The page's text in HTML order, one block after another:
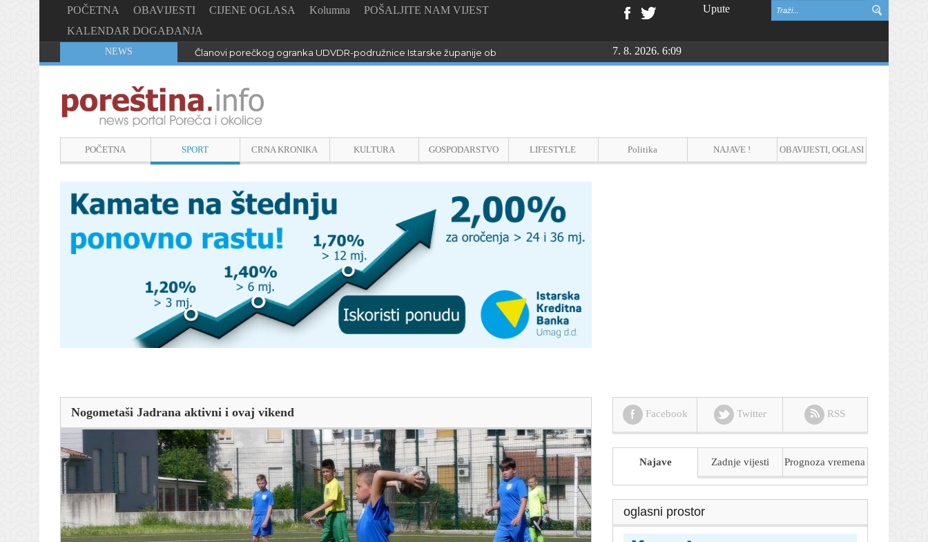
POČETNA OBAVIJESTI CIJENE OGLASA Kolumna
POŠALJITE NAM VIJEST
KALENDAR DOGAĐANJA
Upute
NEWS Članovi porečkog ogranka UDVDR-podružnice Istarske županije obilježili Dan pobjede i domovinske zahvalnosti i DAN HRVATSKIH BRANITELJA
7. 8. 2026. 6:09
POČETNA SPORT CRNA KRONIKA KULTURA GOSPODARSTVO LIFESTYLE Politika NAJAVE ! OBAVIJESTI, OGLASI
Nogometaši Jadrana aktivni i ovaj vikend Facebook Twitter RSS
Najave Zadnje vijesti Prognoza vremena
oglasni prostor